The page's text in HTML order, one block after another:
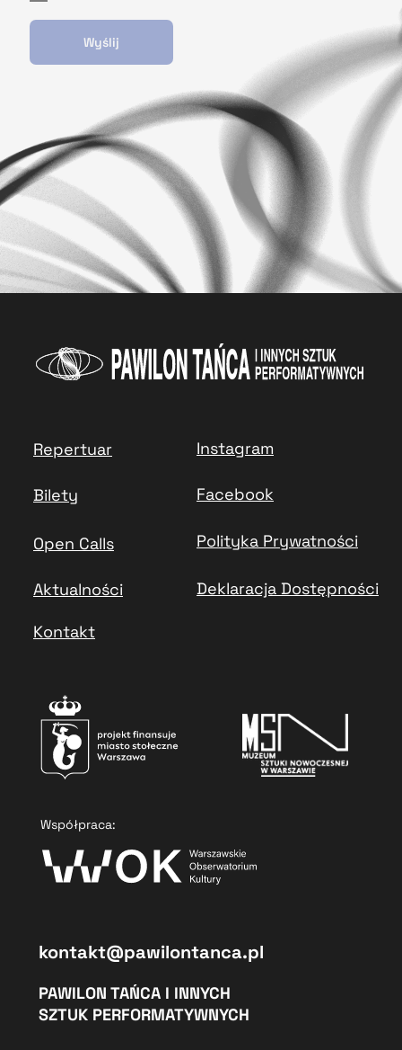
Wyślij
Repertuar
kontakt@pawilontanca.pl
PAWILON TAŃCA I INNYCH
SZTUK PERFORMATYWNYCH
Współpraca:
Bilety
Open Calls
Kontakt
Aktualności
Polityka Prywatności
Deklaracja Dostępności
Instagram
Facebook